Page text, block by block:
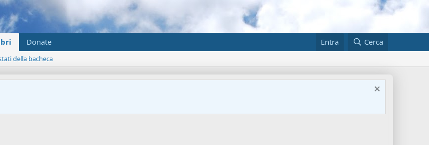
Donate Entra Cerca
della bacheca